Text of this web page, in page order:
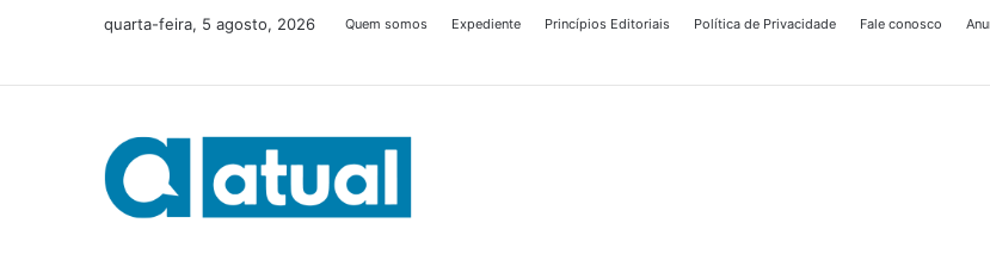
quarta-feira, 5 agosto, 2026 Quem somos Expediente Princípios Editoriais Política de Privacidade Fale conosco